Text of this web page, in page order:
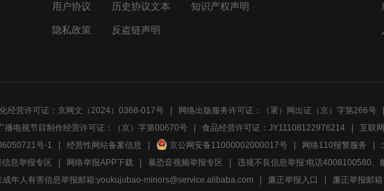
用户协议 历史协议文本 知识产权声明
隐私政策 反盗链声明
经营许可证：京网文（2024）0368-017号 网络出版服务许可证：（署）网出证（京）字第266号
播电视节目制作经营许可证：（京）字第00670号 食品经营许可证：JY11108122976214
互联
号-1 经营性网站备案信息 京公网安备11000002000017号 网络110报警服务
信息举报专区 网络举报APP下载 暴恐音视频举报专区
违规不良信息举报:电话4008100580
成年人有害信息举报邮箱:youkujubao-minors@service.alibaba.com 廉正举报入口 廉正举报邮